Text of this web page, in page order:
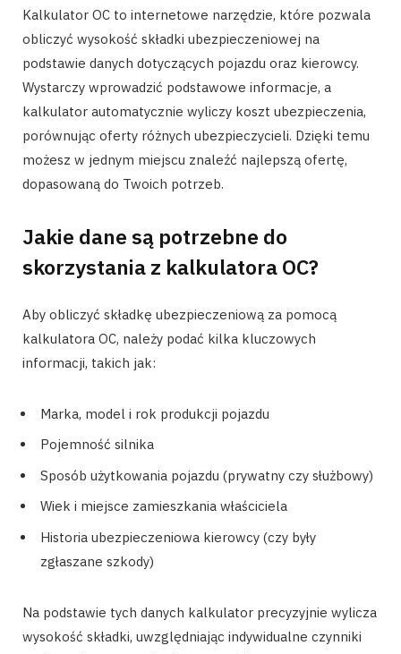
Kalkulator OC to internetowe narzędzie, które pozwala
obliczyć wysokość składki ubezpieczeniowej na
podstawie danych dotyczących pojazdu oraz kierowcy.
Wystarczy wprowadzić podstawowe informacje, a
kalkulator automatycznie wyliczy koszt ubezpieczenia,
porównując oferty różnych ubezpieczycieli. Dzięki temu
możesz w jednym miejscu znaleźć najlepszą ofertę,
dopasowaną do Twoich potrzeb.
Jakie dane są potrzebne do
skorzystania z kalkulatora OC?
Aby obliczyć składkę ubezpieczeniową za pomocą
kalkulatora OC, należy podać kilka kluczowych
informacji, takich jak:
Marka, model i rok produkcji pojazdu
Pojemność silnika
Sposób użytkowania pojazdu (prywatny czy służbowy)
Wiek i miejsce zamieszkania właściciela
Historia ubezpieczeniowa kierowcy (czy były
zgłaszane szkody)
Na podstawie tych danych kalkulator precyzyjnie wylicza
wysokość składki, uwzględniając indywidualne czynniki